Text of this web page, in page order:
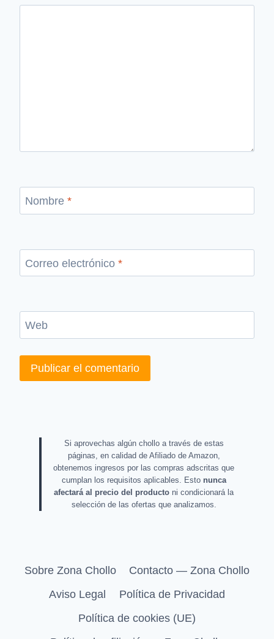
Nombre *
Correo electrónico *
Web
Si aprovechas algún chollo a través de estas
páginas, en calidad de Afiliado de Amazon,
obtenemos ingresos por las compras adscritas que
cumplan los requisitos aplicables. Esto nunca
afectará al precio del producto ni condicionará la
selección de las ofertas que analizamos.
Sobre Zona Chollo
Contacto — Zona Chollo
Aviso Legal
Política de Privacidad
Política de cookies (UE)